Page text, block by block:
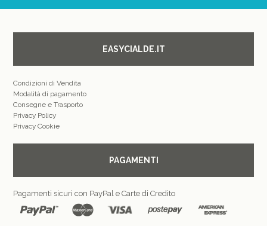
EASYCIALDE.IT
Condizioni di Vendita
Modalità di pagamento
Consegne e Trasporto
Privacy Policy
Privacy Cookie
PAGAMENTI
Pagamenti sicuri con PayPal e Carte di Credito